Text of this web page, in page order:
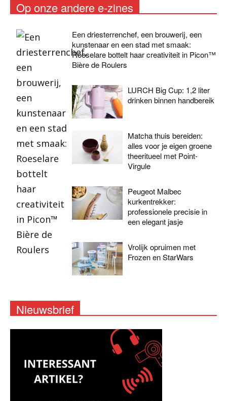
Op onze andere e-zines
Een driesterrenchef, een brouwerij, een
kunstenaar en een stad met smaak:
Roeselare bottelt haar creativiteit in Picon™
Bière de Roulers
LURCH Big Cup: 1,2 liter
drinken binnen handbereik
Matcha thuis bereiden:
alles voor je eigen groene
theeritueel met Point-
Virgule
Peugeot Malbec
kurkentrekker:
professionele precisie in
een elegant jasje
Vrolijk opruimen met
Frozen en StarWars
Nieuwsbrief